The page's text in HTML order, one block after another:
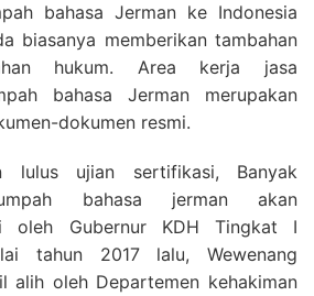
bahasa Jerman ke Indonesia
biasanya memberikan tambahan
hukum. Area kerja jasa
bahasa Jerman merupakan
dokumen resmi.
lulus ujian sertifikasi, Banyak
bahasa jerman akan
oleh Gubernur KDH Tingkat I
tahun 2017 lalu, Wewenang
alih oleh Departemen kehakiman